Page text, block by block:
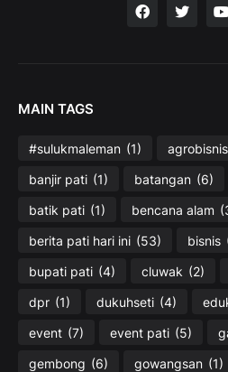
MAIN TAGS
#sulukmaleman (1) agrobisnis
banjir pati (1) batangan (6)
batik pati (1) bencana alam
berita pati hari ini (53) bisnis
bupati pati (4) cluwak (2)
dpr (1) dukuhseti (4)
event (7) event pati (5)
gembong (6) gowangsan (1)